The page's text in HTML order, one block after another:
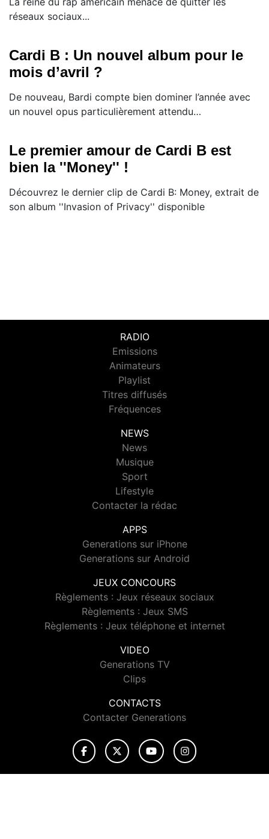
réseaux sociaux...
Cardi B : Un nouvel album pour le
mois d’avril ?
De nouveau, Bardi compte bien dominer l’année avec
un nouvel opus particulièrement attendu…
Le premier amour de Cardi B est
bien la ''Money'' !
Découvrez le dernier clip de Cardi B: Money, extrait de
son album ''Invasion of Privacy'' disponible
RADIO
Emissions
Animateurs
Playlist
Titres diffusés
Fréquences
NEWS
News
Musique
Sport
Lifestyle
Contacter la rédac
APPS
Generations sur iPhone
Generations sur Android
JEUX CONCOURS
Règlements : Jeux réseaux sociaux
Règlements : Jeux SMS
Règlements : Jeux téléphone et internet
VIDEO
Generations TV
Clips
CONTACTS
Contacter Generations